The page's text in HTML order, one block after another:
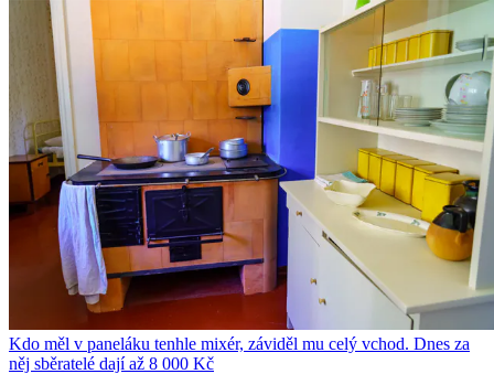
Kdo měl v paneláku tenhle mixér, záviděl mu celý vchod. Dnes za
něj sběratelé dají až 8 000 Kč